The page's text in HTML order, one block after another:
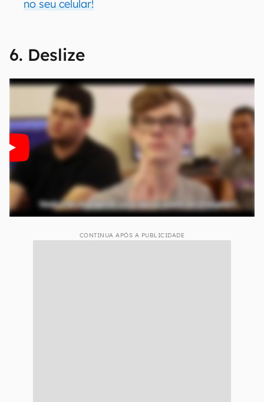
no seu celular!
6. Deslize
CONTINUA APÓS A PUBLICIDADE